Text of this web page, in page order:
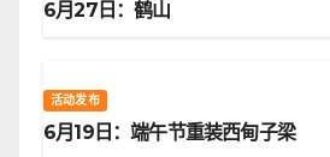
6月27日：鹤山
活动发布
6月19日：端午节重装西甸子梁